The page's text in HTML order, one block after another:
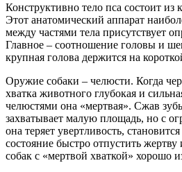
Конструктивно тело пса состоит из
Этот анатомический аппарат
между частями тела присутствует
Главное – соотношение головы и
крупная голова держится на
Оружие собаки – челюсти. Когда
хватка животного глубокая и
челюстями она «мертвая». Сжав
захватывает малую площадь, но с
она теряет увертливость,
состояние быстро отпустить
собак с «мертвой хваткой» хорошо